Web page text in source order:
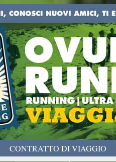
CONTRATTO DI VIAGGIO